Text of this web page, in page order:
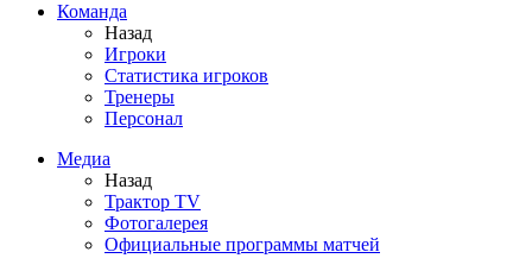
Команда
Назад
Игроки
Статистика игроков
Тренеры
Персонал
Медиа
Назад
Трактор TV
Фотогалерея
Официальные программы матчей